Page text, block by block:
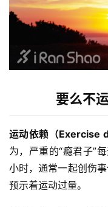
要么不
运动依赖（Exercise
为，严重的“瘾君子”
小时，通常一起创伤
预示着运动过量。